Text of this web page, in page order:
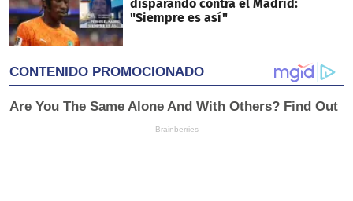
disparando contra el Madrid:
"Siempre es así"